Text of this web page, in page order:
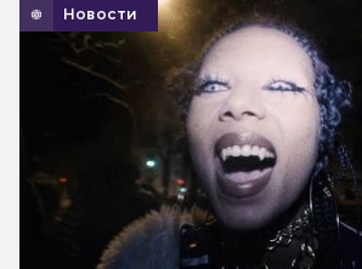
Новости